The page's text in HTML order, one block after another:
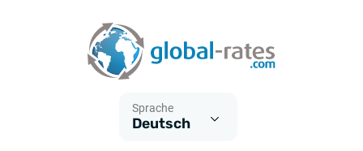
Sprache
Deutsch
Was ist die VPI-Inflation?
Was ist die HVPI-Inflation?
Historische Euribor-Sätze
Historische ESTER-Sätze
Inflationsrechner